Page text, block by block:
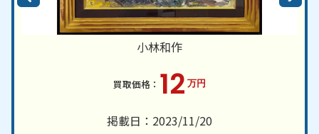
小林和作
12 万円
掲載日：2023/11/20